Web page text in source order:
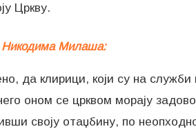
Цркву.
Никодима Милаша:
да клирици, који су на
оном се црквом морају
своју отаџбину, по